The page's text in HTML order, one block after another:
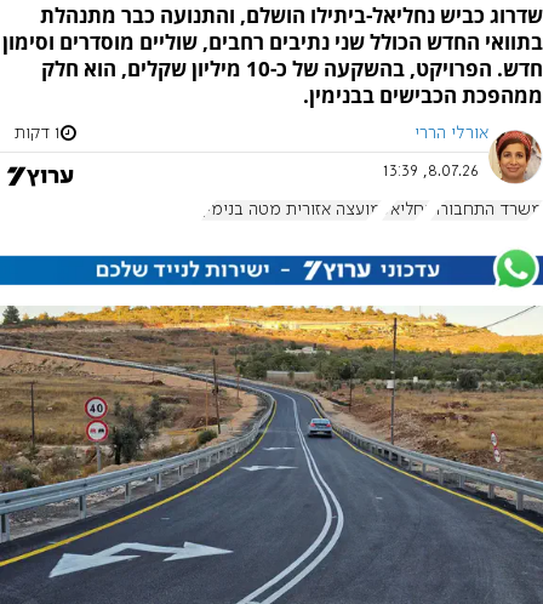
שדרוג כביש נחליאל-ביתילו הושלם, והתנועה כבר מתנהלת
בתוואי החדש הכולל שני נתיבים רחבים, שוליים מוסדרים וסימון
חדש. הפרויקט, בהשקעה של כ-10 מיליון שקלים, הוא חלק
ממהפכת הכבישים בבנימין.
אורלי הררי 1 דקות
8.07.26, 13:39
משרד התחבורה נחליאל מועצה אזורית מטה בנימין